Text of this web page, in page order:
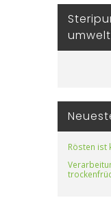
Rösten ist